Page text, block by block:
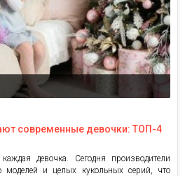
современные девочки: ТОП-4
девочка. Сегодня производители
моделей и целых кукольных серий, что